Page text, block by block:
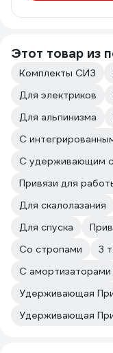
Этот товар из
Комплекты СИЗ
Для электриков
Для альпинизма
С
С удерживающим
Привязи для
Для скалолазания
Для спуска
Со стропами
3
С амортизаторами
Удерживающая
Удерживающая